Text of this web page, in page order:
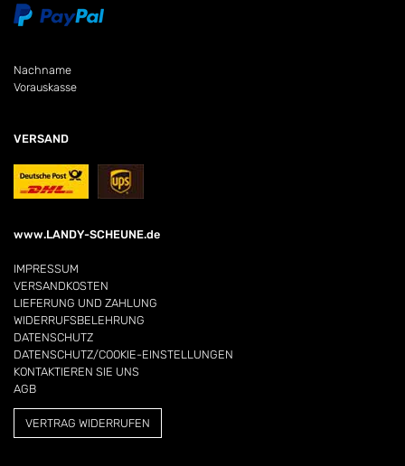
Nachname
Vorauskasse
VERSAND
www.LANDY-SCHEUNE.de
IMPRESSUM
VERSANDKOSTEN
LIEFERUNG UND ZAHLUNG
WIDERRUFSBELEHRUNG
DATENSCHUTZ
DATENSCHUTZ/COOKIE-EINSTELLUNGEN
KONTAKTIEREN SIE UNS
AGB
VERTRAG WIDERRUFEN